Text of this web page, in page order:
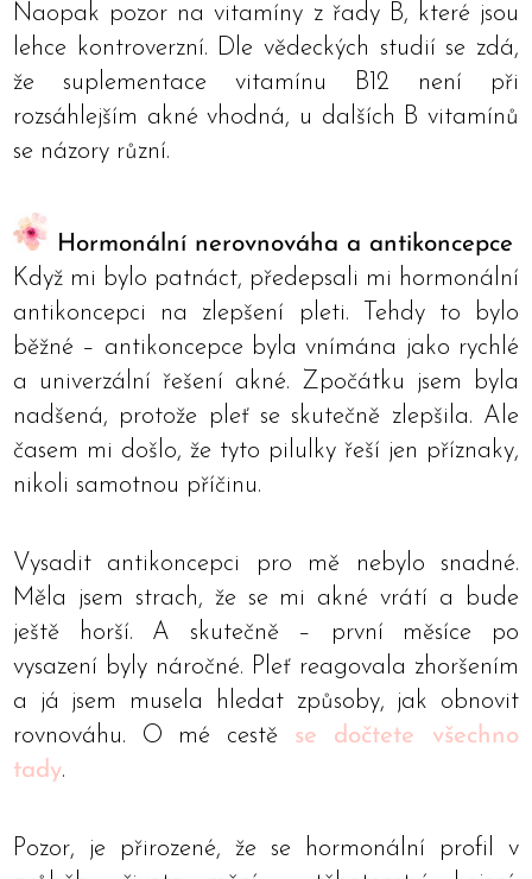
Naopak pozor na vitamíny z řady B, které jsou
lehce kontroverzní. Dle vědeckých studií se zdá,
že suplementace vitamínu B12 není při
rozsáhlejším akné vhodná, u dalších B vitamínů
se názory různí.
Hormonální nerovnováha a antikoncepce
Když mi bylo patnáct, předepsali mi hormonální
antikoncepci na zlepšení pleti. Tehdy to bylo
běžné – antikoncepce byla vnímána jako rychlé
a univerzální řešení akné. Zpočátku jsem byla
nadšená, protože pleť se skutečně zlepšila. Ale
časem mi došlo, že tyto pilulky řeší jen příznaky,
nikoli samotnou příčinu.
Vysadit antikoncepci pro mě nebylo snadné.
Měla jsem strach, že se mi akné vrátí a bude
ještě horší. A skutečně – první měsíce po
vysazení byly náročné. Pleť reagovala zhoršením
a já jsem musela hledat způsoby, jak obnovit
rovnováhu. O mé cestě se dočtete všechno
tady.
Pozor, je přirozené, že se hormonální profil v